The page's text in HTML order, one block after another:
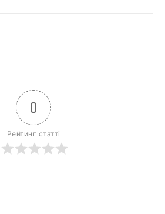
0
Рейтинг статті